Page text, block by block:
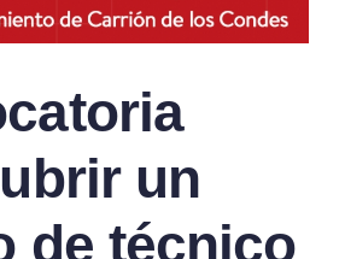
un
de técnico